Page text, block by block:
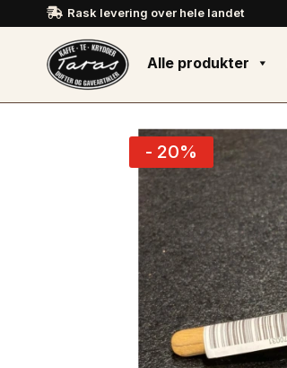
 Rask levering over hele landet
Alle produkter
- 20%